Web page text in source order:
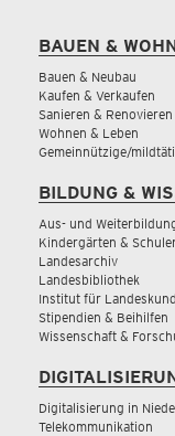
BAUEN &
Bauen & Neubau
Kaufen & Verkaufen
Sanieren & Renovieren
Wohnen & Leben
Gemeinnützige/
BILDUNG &
Aus- und
Kindergärten &
Landesarchiv
Landesbibliothek
Institut für
Stipendien & Beihilfen
Wissenschaft &
Digitalisierung in
Telekommunikation